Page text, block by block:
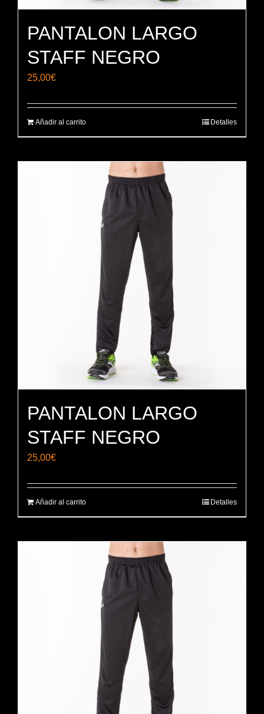
PANTALON LARGO
STAFF NEGRO
25,00€
Añadir al carrito Detalles
PANTALON LARGO
STAFF NEGRO
25,00€
Añadir al carrito Detalles